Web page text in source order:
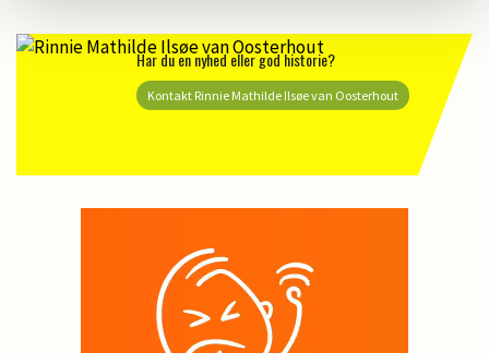
Har du en nyhed eller god historie?
Kontakt Rinnie Mathilde Ilsøe van Oosterhout